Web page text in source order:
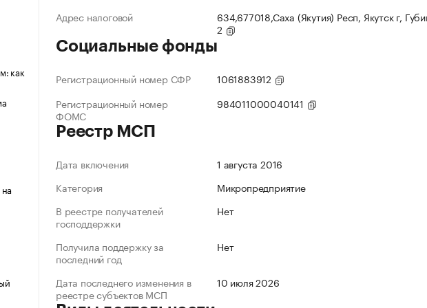
как
Адрес налоговой
634,677018,Саха (Якутия) Респ, Якутск г,
2
Социальные фонды
Регистрационный номер СФР
1061883912
Регистрационный номер
ФОМС
984011000040141
Реестр МСП
Дата включения
1 августа 2016
Категория
Микропредприятие
В реестре получателей
господдержки
Нет
Получила поддержку за
последний год
Нет
Дата последнего изменения в
реестре субъектов МСП
10 июля 2026